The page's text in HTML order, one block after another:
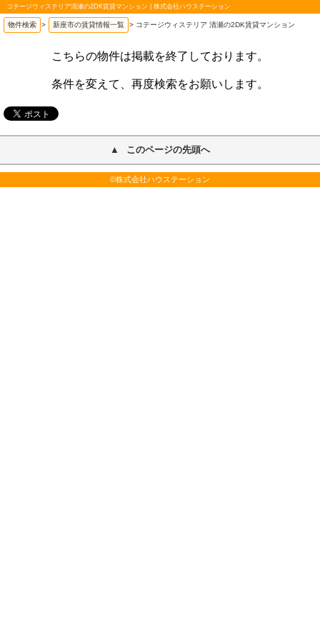
コテージウィステリア清瀬の2DK賃貸マンション | 株式会社ハウステーション
物件検索 > 新座市の賃貸情報一覧 > コテージウィステリア 清瀬の2DK賃貸マンション
こちらの物件は掲載を終了しております。
条件を変えて、再度検索をお願いします。
このページの先頭へ
©株式会社ハウステーション